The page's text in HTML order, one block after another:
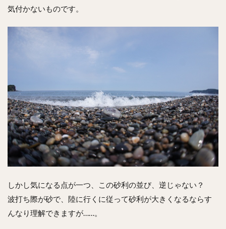
気付かないものです。
しかし気になる点が一つ、この砂利の並び、逆じゃない？
波打ち際が砂で、陸に行くに従って砂利が大きくなるならす
んなり理解できますが……。